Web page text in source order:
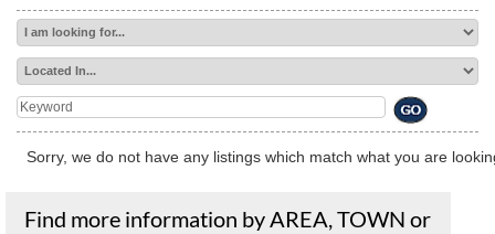
Sorry, we do not have any listings which match what you are
Find more information by AREA, TOWN or